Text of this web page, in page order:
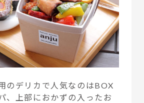
のデリカで人気なのはBOX
、上部におかずの入ったお